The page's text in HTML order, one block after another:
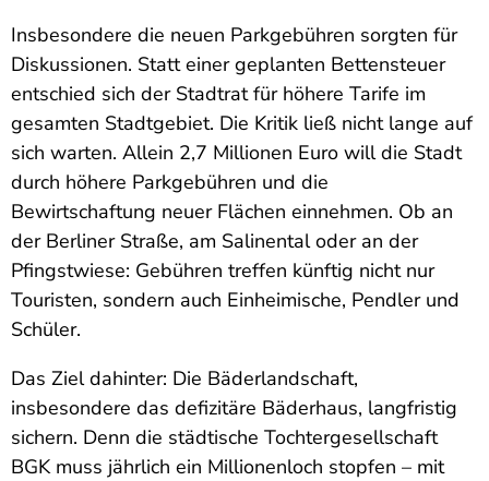
Insbesondere die neuen Parkgebühren sorgten für
Diskussionen. Statt einer geplanten Bettensteuer
entschied sich der Stadtrat für höhere Tarife im
gesamten Stadtgebiet. Die Kritik ließ nicht lange auf
sich warten. Allein 2,7 Millionen Euro will die Stadt
durch höhere Parkgebühren und die
Bewirtschaftung neuer Flächen einnehmen. Ob an
der Berliner Straße, am Salinental oder an der
Pfingstwiese: Gebühren treffen künftig nicht nur
Touristen, sondern auch Einheimische, Pendler und
Schüler.
Das Ziel dahinter: Die Bäderlandschaft,
insbesondere das defizitäre Bäderhaus, langfristig
sichern. Denn die städtische Tochtergesellschaft
BGK muss jährlich ein Millionenloch stopfen – mit